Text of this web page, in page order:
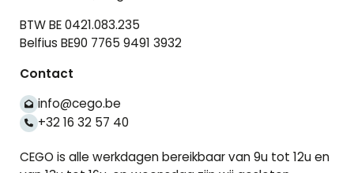
BTW BE 0421.083.235
Belfius BE90 7765 9491 3932
Contact
info@cego.be
+32 16 32 57 40
CEGO is alle werkdagen bereikbaar van 9u tot 12u en